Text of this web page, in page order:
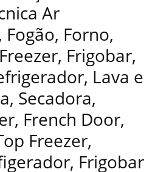
Ar
Forno,
Frigobar,
Lava e
Secadora,
French Door,
Freezer,
Frigobar